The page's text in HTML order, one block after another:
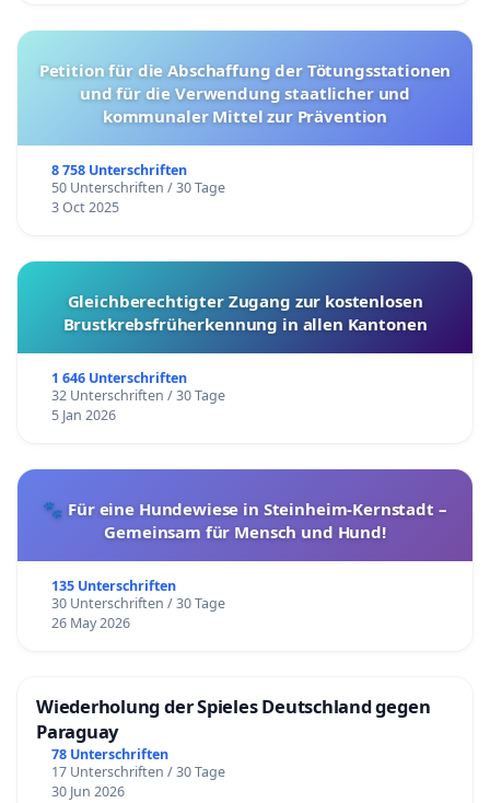
Petition für die Abschaffung der Tötungsstationen
und für die Verwendung staatlicher und
kommunaler Mittel zur Prävention
8 758 Unterschriften
50 Unterschriften / 30 Tage
3 Oct 2025
Gleichberechtigter Zugang zur kostenlosen
Brustkrebsfrüherkennung in allen Kantonen
1 646 Unterschriften
32 Unterschriften / 30 Tage
5 Jan 2026
🐾 Für eine Hundewiese in Steinheim-Kernstadt –
Gemeinsam für Mensch und Hund!
135 Unterschriften
30 Unterschriften / 30 Tage
26 May 2026
Wiederholung der Spieles Deutschland gegen
Paraguay
78 Unterschriften
17 Unterschriften / 30 Tage
30 Jun 2026